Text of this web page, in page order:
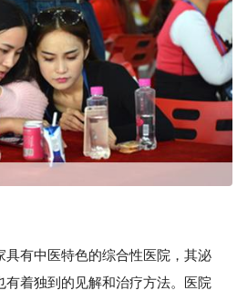
具有中医特色的综合性医院，其泌
有着独到的见解和治疗方法。医院